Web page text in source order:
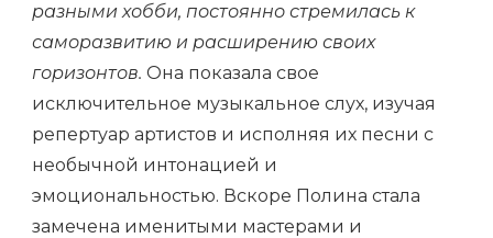
разными хобби, постоянно стремилась к
саморазвитию и расширению своих
горизонтов. Она показала свое
исключительное музыкальное слух, изучая
репертуар артистов и исполняя их песни с
необычной интонацией и
эмоциональностью. Вскоре Полина стала
замечена именитыми мастерами и